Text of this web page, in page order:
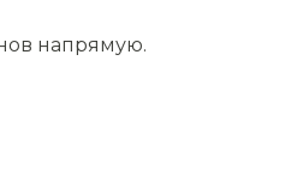
напрямую.